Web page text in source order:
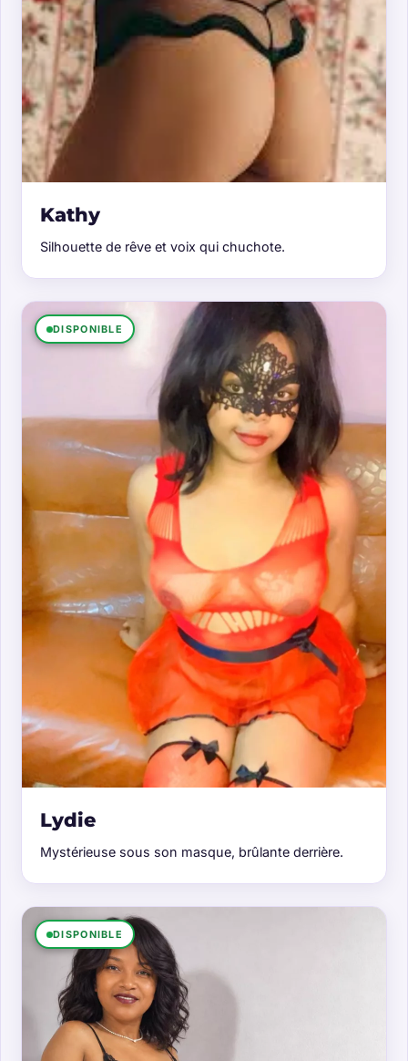
Kathy
Silhouette de rêve et voix qui chuchote.
DISPONIBLE
Lydie
Mystérieuse sous son masque, brûlante derrière.
DISPONIBLE